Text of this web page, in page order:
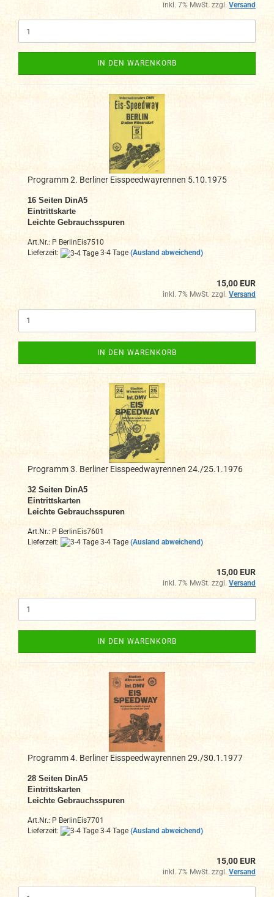
inkl. 7% MwSt. zzgl. Versand
IN DEN WARENKORB
Programm 2. Berliner Eisspeedwayrennen 5.10.1975
16 Seiten DinA5
Eintrittskarte
Leichte Gebrauchsspuren
Art.Nr.: P BerlinEis7510
Lieferzeit:
3-4 Tage (Ausland abweichend)
15,00 EUR
inkl. 7% MwSt. zzgl. Versand
IN DEN WARENKORB
Programm 3. Berliner Eisspeedwayrennen 24./25.1.1976
32 Seiten DinA5
Eintrittskarten
Leichte Gebrauchsspuren
Art.Nr.: P BerlinEis7601
Lieferzeit:
3-4 Tage (Ausland abweichend)
15,00 EUR
inkl. 7% MwSt. zzgl. Versand
IN DEN WARENKORB
Programm 4. Berliner Eisspeedwayrennen 29./30.1.1977
28 Seiten DinA5
Eintrittskarten
Leichte Gebrauchsspuren
Art.Nr.: P BerlinEis7701
Lieferzeit:
3-4 Tage (Ausland abweichend)
15,00 EUR
inkl. 7% MwSt. zzgl. Versand